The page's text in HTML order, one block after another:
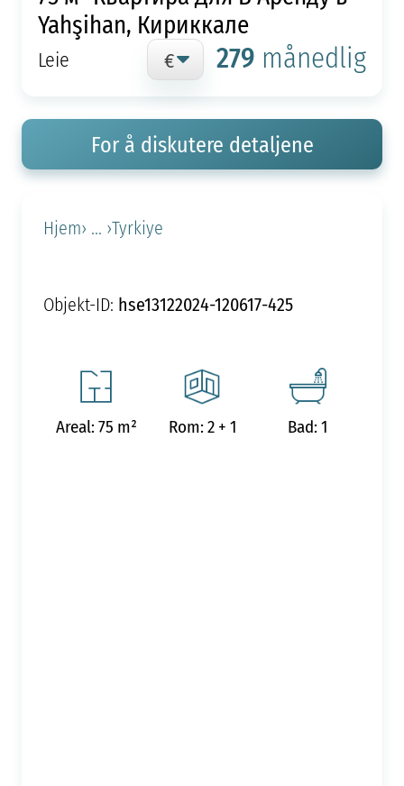
Yahşihan, Кириккале
Leie 279 månedlig
For å diskutere detaljene
Hjem› ... ›Tyrkiye
Objekt-ID: hse13122024-120617-425
Areal: 75 m² Rom: 2 + 1 Bad: 1